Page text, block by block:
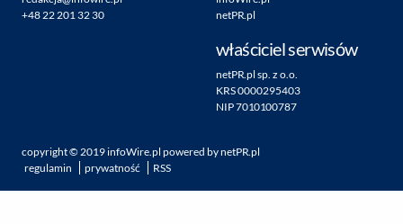
+48 22 201 32 30
netPR.pl
właściciel serwisów
netPR.pl sp. z o.o.
KRS 0000295403
NIP 7010100787
copyright ©2019infoWire.pl powered bynetPR.pl
regulamin
prywatność RSS